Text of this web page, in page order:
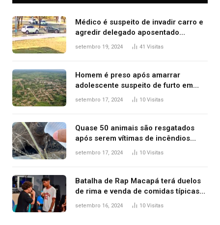
Médico é suspeito de invadir carro e
agredir delegado aposentado
durante confusão no trânsito
setembro 19, 2024 41 Visitas
Homem é preso após amarrar
adolescente suspeito de furto em
estaca de cerca e agredi-lo
setembro 17, 2024 10 Visitas
Quase 50 animais são resgatados
após serem vítimas de incêndios
florestais no Tocantins
setembro 17, 2024 10 Visitas
Batalha de Rap Macapá terá duelos
de rima e venda de comidas típicas
no Mercado Central
setembro 16, 2024 10 Visitas